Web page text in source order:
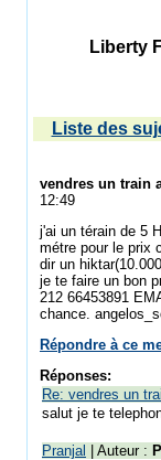
Liberty
Liste des
vendres un train
12:49
j'ai un térain de 5
métre pour le prix
dir un
je te faire un bon
212 66453891
chance.
Répondre à ce
Réponses:
Re: vendres un
salut je te
Pranjal | Auteur :